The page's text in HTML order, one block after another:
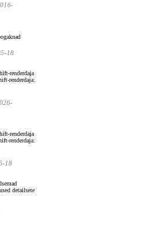
18
renderdaja
renderdaja:
renderdaja
renderdaja:
18
detailsete